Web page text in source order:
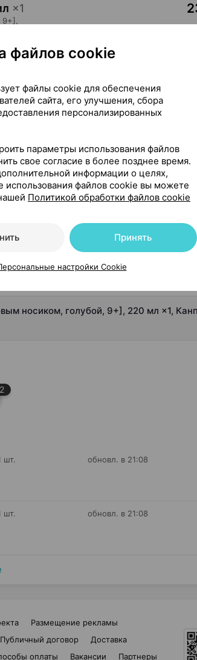
×1
В
голубой, 9 + ], 220 мл ×1, Канпол
9 + ]
носиком, голубой, 9+], 220 мл ×1,
2
шт. обновл. в 21:08
шт. обновл. в 21:08
Размещение рекламы
Публичный договор
Доставка
оплаты Вакансии Партнеры
файлов cookie
файлы cookie для обеспечения
сайта, его улучшения, сбора
персонализированных
параметры использования файлов
свое согласие в более позднее время.
информации о целях,
использования файлов cookie вы можете
Политикой обработки файлов cookie
Принять
настройки Cookie